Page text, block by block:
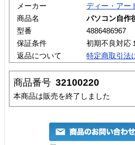
メーカー
ディー・アー
商品名
パソコン自作
型番
4886486967
保証条件
初期不良対応
返品について
特定商取引法
商品番号 32100220
本商品は販売を終了しました